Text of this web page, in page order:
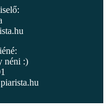
néni :)